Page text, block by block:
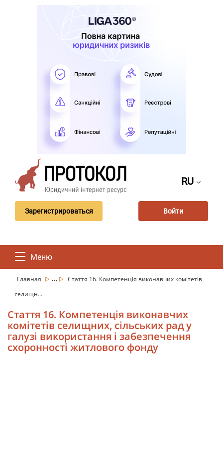
RU
Зарегистрироваться Войти
Меню
Главная ...
Стаття 16. Компетенція виконавчих комітетів
селищн...
Стаття 16. Компетенція виконавчих
комітетів селищних, сільських рад у
галузі використання і забезпечення
схоронності житлового фонду